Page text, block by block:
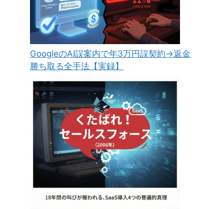
GoogleのAI誤案内で年3万円誤契約→返金
勝ち取る全手法【実録】